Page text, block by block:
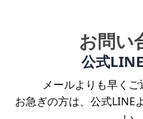
お問い
公式
メールよりも早くご
お急ぎの方は、公式LINE